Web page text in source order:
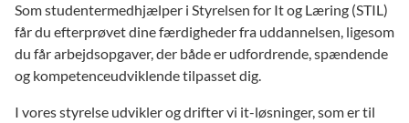
Som studentermedhjælper i Styrelsen for It og Læring (STIL)
får du efterprøvet dine færdigheder fra uddannelsen, ligesom
du får arbejdsopgaver, der både er udfordrende, spændende
og kompetenceudviklende tilpasset dig.
I vores styrelse udvikler og drifter vi it-løsninger, som er til